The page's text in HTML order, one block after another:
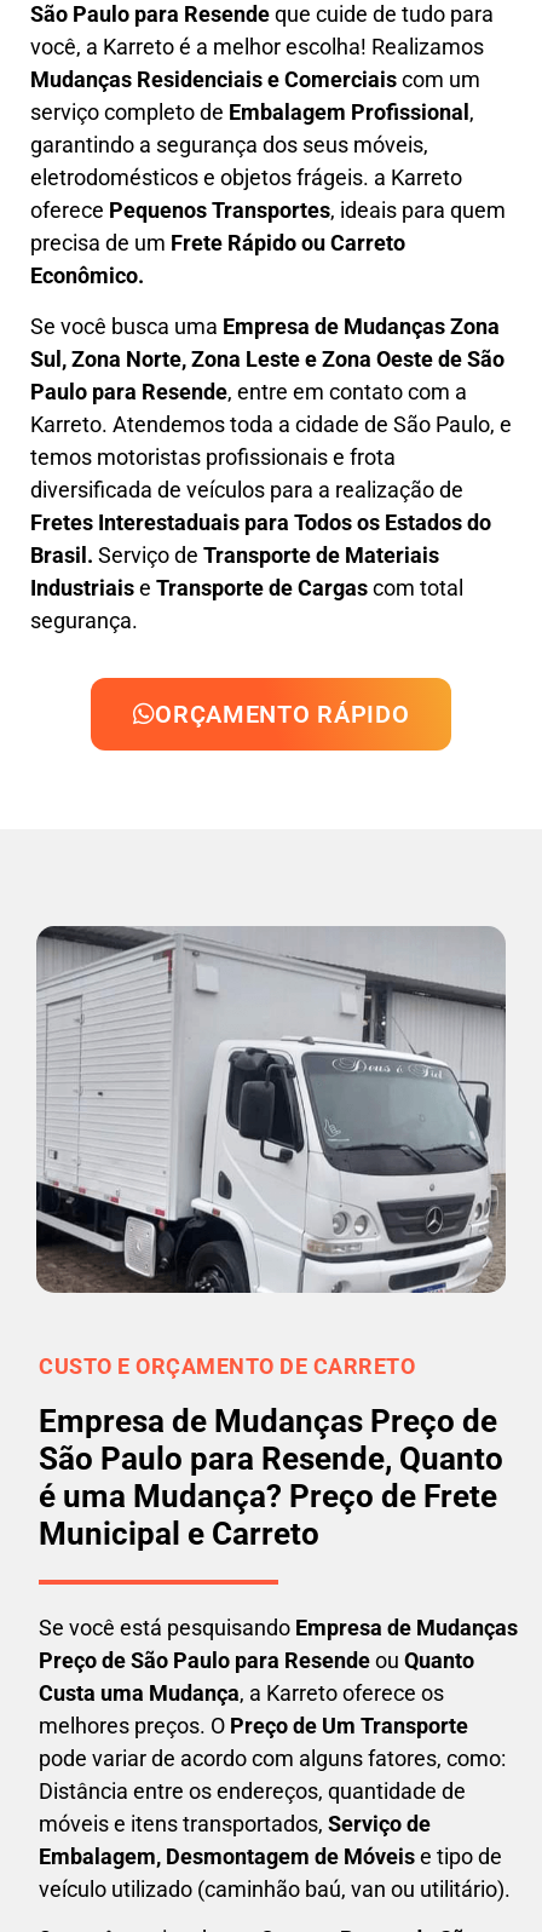
São Paulo para Resendeque cuide de tudo para
você, a Karretoé a melhor escolha! Realizamos
Mudanças Residenciais e Comerciaiscom um
serviço completo de Embalagem Profissional ,
garantindo a segurança dos seus móveis,
eletrodomésticos e objetos frágeis. a Karreto
oferece Pequenos Transportes, ideais para quem
precisa de um Frete Rápido ou Carreto
Econômico.
Se você busca uma Empresa de Mudanças Zona
Sul, Zona Norte, Zona Leste e Zona Oestede São
Paulo para Resende, entre em contato com a
Karreto. Atendemos toda a cidade de São Paulo, e
temos motoristas profissionais e frota
diversificada de veículos para a realização de
Fretes Interestaduais para Todos os Estados do
Brasil. Serviço de Transporte de Materiais
Industriaise Transporte de Cargascom total
segurança.
ORÇAMENTO RÁPIDO
CUSTO E ORÇAMENTO DE CARRETO
Empresa de Mudanças Preço de
São Paulo para Resende, Quanto
é uma Mudança? Preço de Frete
Municipal e Carreto
Se você está pesquisando Empresa de Mudanças
Preço de São Paulo para Resendeou Quanto
Custa uma Mudança, a Karreto oferece os
melhores preços. O Preço de Um Transporte
pode variar de acordo com alguns fatores, como:
Distância entre os endereços, quantidade de
móveis e itens transportados, Serviço de
Embalagem, Desmontagem de Móveise tipo de
veículo utilizado (caminhão baú, van ou utilitário).